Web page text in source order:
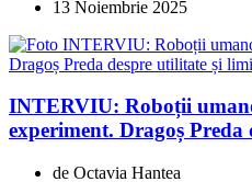
13 Noiembrie 2025
INTERVIU: Roboții
experiment. Dragoș
de Octavia Hantea